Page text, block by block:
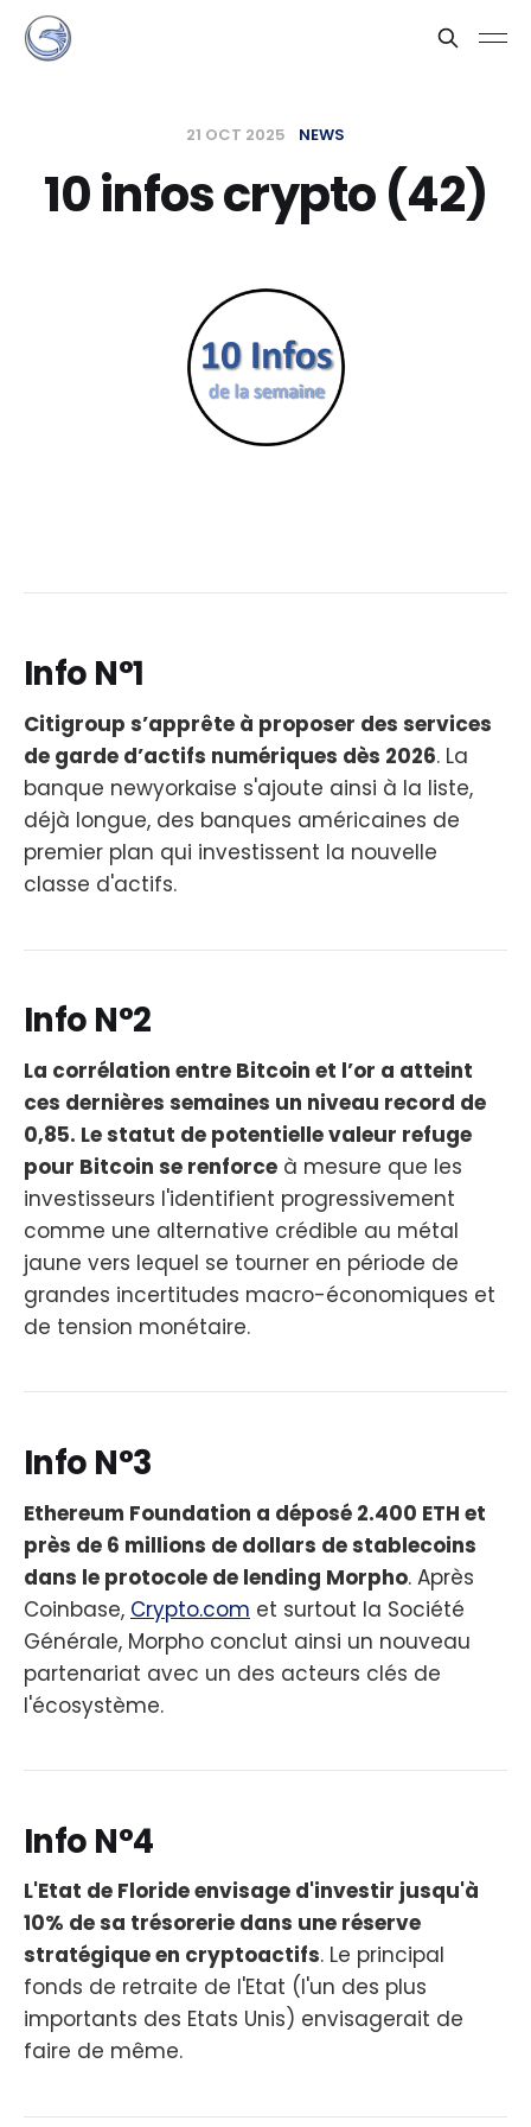
21 OCT 2025 NEWS
10 infos crypto (42)
Info N°1
Citigroup s’apprête à proposer des services
de garde d’actifs numériques dès 2026. La
banque newyorkaise s'ajoute ainsi à la liste,
déjà longue, des banques américaines de
premier plan qui investissent la nouvelle
classe d'actifs.
Info N°2
La corrélation entre Bitcoin et l’or a atteint
ces dernières semaines un niveau record de
0,85. Le statut de potentielle valeur refuge
pour Bitcoin se renforce à mesure que les
investisseurs l'identifient progressivement
comme une alternative crédible au métal
jaune vers lequel se tourner en période de
grandes incertitudes macro-économiques et
de tension monétaire.
Info N°3
Ethereum Foundation a déposé 2.400 ETH et
près de 6 millions de dollars de stablecoins
dans le protocole de lending Morpho. Après
Coinbase, Crypto.com et surtout la Société
Générale, Morpho conclut ainsi un nouveau
partenariat avec un des acteurs clés de
l'écosystème.
Info N°4
L'Etat de Floride envisage d'investir jusqu'à
10% de sa trésorerie dans une réserve
stratégique en cryptoactifs. Le principal
fonds de retraite de l'Etat (l'un des plus
importants des Etats Unis) envisagerait de
faire de même.